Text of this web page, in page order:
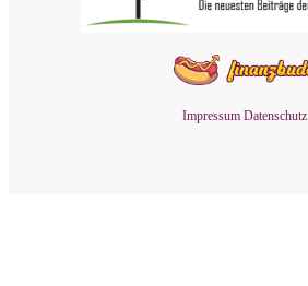
Impressum Datenschutz